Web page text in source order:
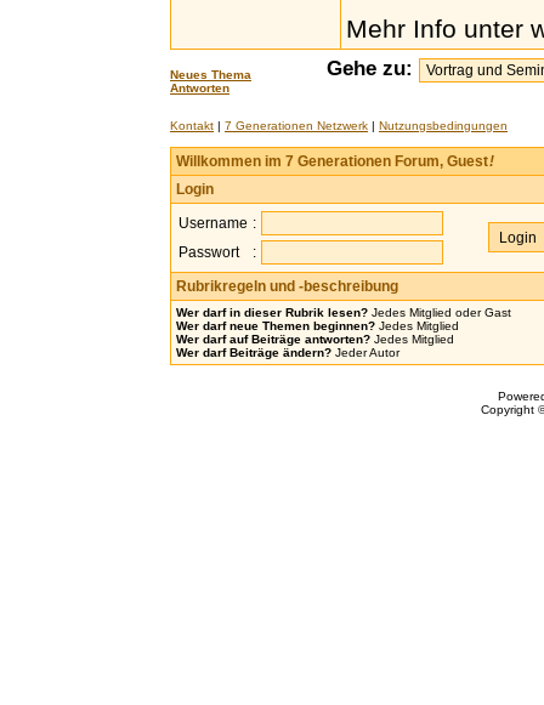
Mehr Info unter
Neues Thema
Antworten
Gehe zu:
Kontakt | 7 Generationen Netzwerk | Nutzungsbedingungen
Willkommen im 7 Generationen Forum, Guest!
Login
Username :
Passwort
:
Rubrikregeln und -beschreibung
Wer darf in dieser Rubrik lesen? Jedes Mitglied oder Gast
Wer darf neue Themen beginnen? Jedes Mitglied
Wer darf auf Beiträge antworten? Jedes Mitglied
Wer darf Beiträge ändern? Jeder Autor
Copyright